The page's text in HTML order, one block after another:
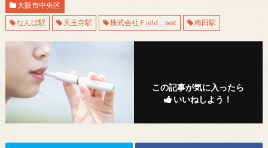
大阪市中央区
なんば駅
天王寺駅 株式会社Ｆield wat 梅田駅
この記事が気に入ったら
いいねしよう！